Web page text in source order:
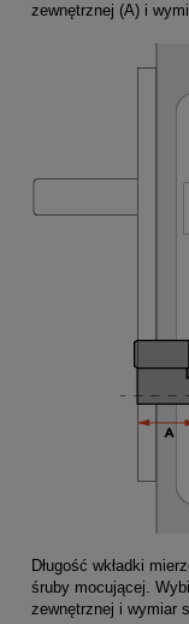
zewnętrznej (A) i
Długość wkładki
śruby mocującej.
zewnętrznej i wymiar